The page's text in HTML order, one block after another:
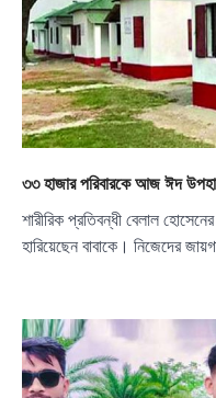
৩৩ হাজার পরিবারকে আজ ঈদ উপহার
শারীরিক প্রতিবন্ধী বেলাল
হারিয়েছেন বাবাকে। নিজেদের